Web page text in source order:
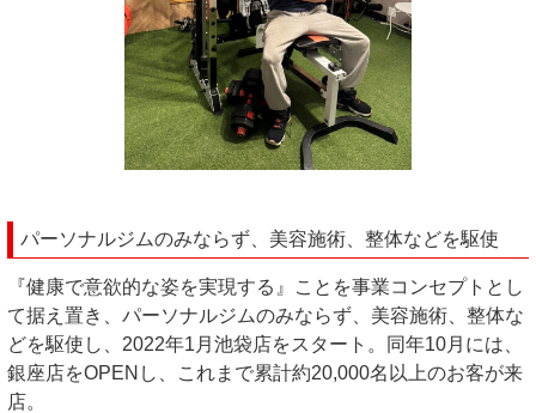
パーソナルジムのみならず、美容施術、整体などを駆使
『健康で意欲的な姿を実現する』ことを事業コンセプトとし
て据え置き、パーソナルジムのみならず、美容施術、整体な
どを駆使し、2022年1月池袋店をスタート。同年10月には、
銀座店をOPENし、これまで累計約20,000名以上のお客が来
店。